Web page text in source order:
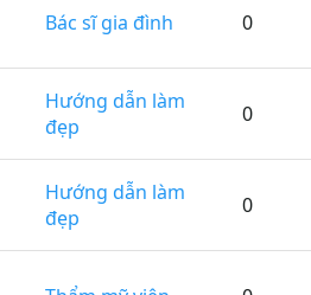
Bác sĩ gia đình 0
Hướng dẫn làm
đẹp
0
Hướng dẫn làm
đẹp
0